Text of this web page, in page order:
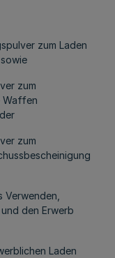
zum Laden
zum
Waffen
zum
den Erwerb
Laden